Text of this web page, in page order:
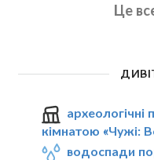
Це
археологічні
кімнатою «Чужі:
водоспади